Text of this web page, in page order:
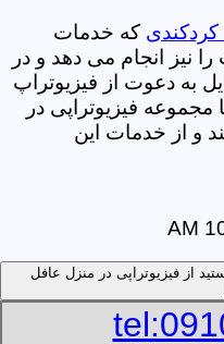
که خدمات
نیز انجام می دهد و در
به دعوت از فیزیوتراپ
مجموعه فیزیوتراپی در
و از خدمات این
از فیزیوتراپی در منزل عافل